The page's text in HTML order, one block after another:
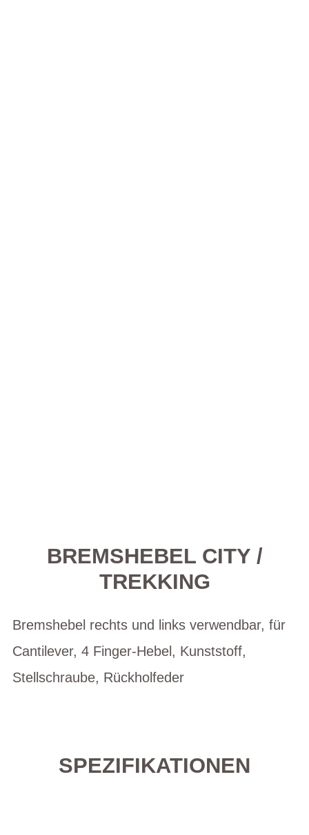
BREMSHEBEL CITY /
TREKKING
Bremshebel rechts und links verwendbar, für
Cantilever, 4 Finger-Hebel, Kunststoff,
Stellschraube, Rückholfeder
SPEZIFIKATIONEN